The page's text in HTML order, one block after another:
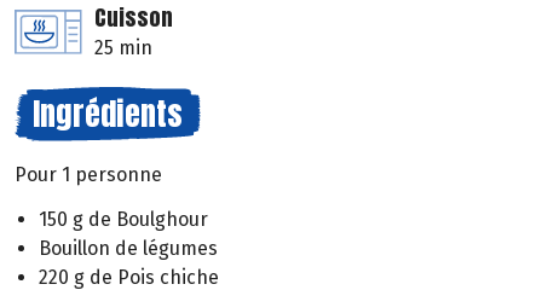
Cuisson
25 min
Ingrédients
Pour 1 personne
150 g de Boulghour
Bouillon de légumes
220 g de Pois chiche